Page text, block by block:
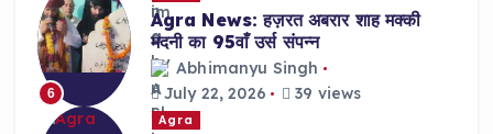
6
Agra News: हज़रत अबरार शाह मक्की
मदनी का 95वाँ उर्स संपन्न
Abhimanyu Singh
July 22, 2026
39 views
Agra